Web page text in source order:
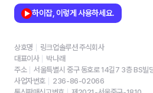
하이잡, 이렇게 사용하세요.
상호명
링크업솔루션 주식회사
대표이사
박나래
주소
서울특별시 중구 동호로 14길7 3층 BS빌
사업자번호
236-86-02066